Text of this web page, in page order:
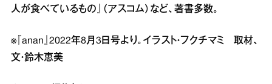
人が食べているもの』（アスコム）など、著書多数。
※『anan』2022年8月3日号より。イラスト・フクチマミ 取材、
文・鈴木恵美